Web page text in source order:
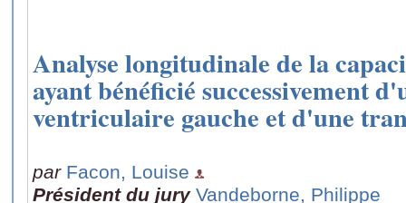
Analyse longitudinale de la
ayant bénéficié successivement
ventriculaire gauche et d'une
par Facon, Louise
Président du jury Vandeborne, Philippe